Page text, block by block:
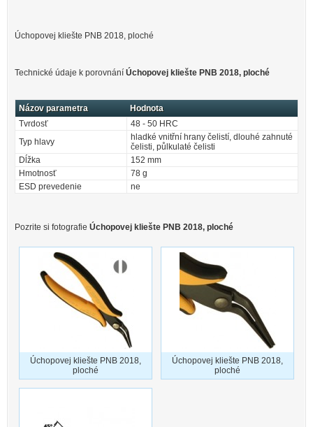
Úchopovej kliešte PNB 2018, ploché
Technické údaje k porovnání Úchopovej kliešte PNB 2018, ploché
Názov parametra
Hodnota
Tvrdosť
48 - 50 HRC
Typ hlavy
hladké vnitřní hrany čelistí, dlouhé zahnuté
čelisti, půlkulaté čelisti
Dĺžka
152 mm
Hmotnosť
78 g
ESD prevedenie
ne
Pozrite si fotografie Úchopovej kliešte PNB 2018, ploché
Úchopovej kliešte PNB 2018,
ploché
Úchopovej kliešte PNB 2018,
ploché